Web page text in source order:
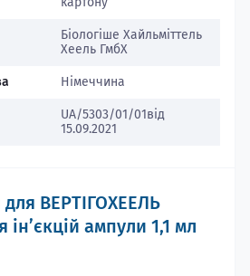
Біологіше Хайльміттель
Хеель ГмбХ
Німеччина
UA/5303/01/01від
15.09.2021
для ВЕРТІГОХЕЕЛЬ
інʼєкцій ампули 1,1 мл